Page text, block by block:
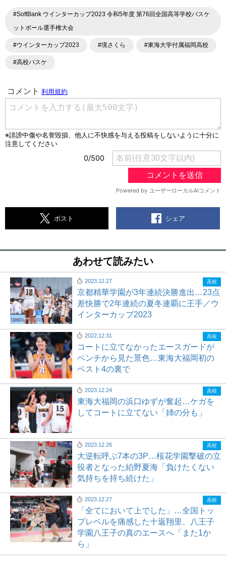
#SoftBank ウインターカップ2023 令和5年度 第76回全国高等学校バスケ
ットボール選手権大会
#ウインターカップ2023 #境さくら #東海大学付属福岡高校
#高校バスケ
ポスト シェア
あわせて読みたい
2023.12.27
京都精華学園が3年連続決勝進出…23点
差快勝で2年連続の夏冬連覇に王手／ウ
インターカップ2023
高校
2022.12.31
コートに立てなかったエースガードが
ベンチから見た景色…東海大福岡初の
ベスト4の裏で
高校
2023.12.24
東海大福岡の浜口ゆずが奮起…ケガを
してコートに立てない「姉の分も」
高校
2023.12.26
大逆転呼ぶ7本の3P…桜花学園撃破の立
役者となった絈野夏海「負けたくない
気持ちを持ち続けた」
高校
2023.12.27
「全てにおいて上でした」…全国トッ
プレベルを痛感した十返翔里、八王子
学園八王子の真のエースへ「また1か
ら」
高校